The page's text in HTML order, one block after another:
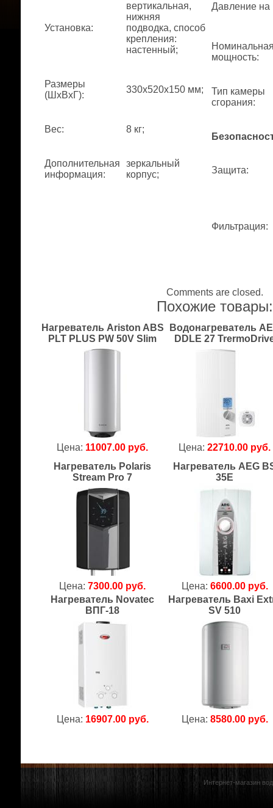
Установка:
вертикальная,
нижняя
подводка, способ
крепления:
настенный;
Размеры
(ШхВхГ):
330x520x150 мм;
Вес: 8 кг;
Дополнительная
информация:
зеркальный
корпус;
Давление на
мощность:
Тип камеры
сгорания:
Защита:
Фильтрация:
Comments are closed.
Похожие товары:
Нагреватель Ariston ABS
PLT PLUS PW 50V Slim
Цена: 11007.00 руб.
Водонагреватель
DDLE 27
Цена:22710.00 руб.
Нагреватель Polaris
Stream Pro 7
Цена:7300.00 руб.
Нагреватель AEG
35E
Цена: 6600.00 руб.
Нагреватель Novatec
ВПГ-18
Цена: 16907.00 руб.
Нагреватель Baxi
SV 510
Цена: 8580.00 руб.
Интернет-магазин